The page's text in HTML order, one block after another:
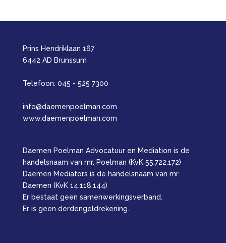
Prins Hendriklaan 167
6442 AD Brunssum
Telefoon: 045 - 525 7300
info@daemenpoelman.com
www.daemenpoelman.com
Daemen Poelman Advocatuur en Mediation is de
handelsnaam van mr. Poelman (KvK 55.722.172)
Daemen Mediators is de handelsnaam van mr.
Daemen (KvK 14.118.144)
Er bestaat geen samenwerkingsverband.
Er is geen derdengeldrekening.